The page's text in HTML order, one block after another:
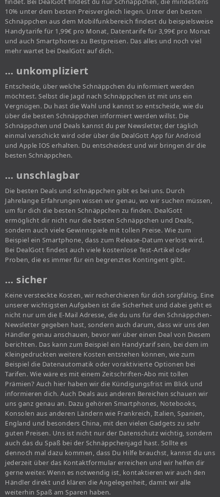
10% unter dem besten Preisvergleich liegen. Unter den besten
Schnäppchen aus dem Mobilfunkbereich findest du beispielsweise
Handytarife für 1,99€ pro Monat, Datentarife für 3,99€ pro Monat
und auch Smartphones zu Bestpreisen. Das alles und noch viel
mehr wartet bei DealGott auf dich.
… unkompliziert
Entscheide, über welche Schnäppchen du informiert werden
möchtest. Selbst die Jagd nach Schnäppchen ist mit uns ein
Vergnügen. Du hast die Wahl und kannst so entscheide, wie du
über die besten Schnäppchen informiert werden willst. Die
Schnäppchen und Deals kannst du per Newsletter, der täglich
einmal verschickt wird oder über die DealGott App für Android
und Apple IOS erhalten. Du entscheidest und wir bringen dir die
besten Schnäppchen.
… unschlagbar
Die besten Deals und schnäppchen gibt es bei uns. Durch
Jahrelange Erfahrungen wissen wir genau, wo wir suchen müssen,
um für dich die besten Schnäppchen zu finden. DealGott
ermöglicht dir nicht nur die besten Schnäppchen und Deals,
sondern auch viele Gewinnspiele mit tollen Preise. Wie zum
Beispiel ein Smartphone, dass zum Release-Datum verlost wird.
Bei DealGott findest auch viele kostenlose Test-Artikel oder
Proben, die es immer für ein begrenztes Kontingent gibt.
… sicher
Keine versteckte Kosten, wir recherchieren für dich sorgfältig. Eine
unserer wichtigsten Aufgaben ist die Sicherheit und dabei geht es
nicht nur um die E-Mail Adresse, die du uns für den Schnäppchen-
Newsletter gegeben hast, sondern auch darum, dass wir uns den
Händler genau anschauen, bevor wir über einen Deal von Diesem
berichten. Das kann zum Beispiel ein Handytarif sein, bei dem im
Kleingedruckten weitere Kosten entstehen können, wie zum
Beispiel die Datenautomatik oder voraktivierte Optionen bei
Tarifen. Wie wäre es mit einem Zeitschriften-Abo mit tollen
Prämien? Auch hier haben wir die Kündigungsfrist im Blick und
informieren dich. Auch Deals aus anderen Bereichen schauen wir
uns ganz genau an. Dazu gehören Smartphones, Notebooks,
Konsolen aus anderen Ländern wie Frankreich, Italien, Spanien,
England und besonders China, mit den vielen Gadgets zu sehr
guten Preisen. Uns ist nicht nur der Datenschutz wichtig, sondern
auch das du Spaß bei der Schnäppchenjagd hast. Sollte es
dennoch mal dazu kommen, dass Du Hilfe brauchst, kannst du uns
jederzeit über das Kontaktformular erreichen und wir helfen dir
gerne weiter. Wenn es notwendig ist, kontaktieren wir auch den
Händler direkt und klären die Angelegenheit, damit wir alle
weiterhin Spaß am Sparen haben.